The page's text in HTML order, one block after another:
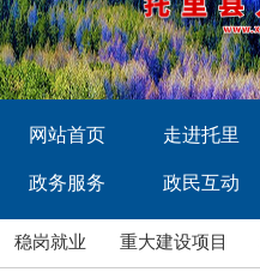
网站首页 走进托里
政务服务 政民互动
稳岗就业 重大建设项目